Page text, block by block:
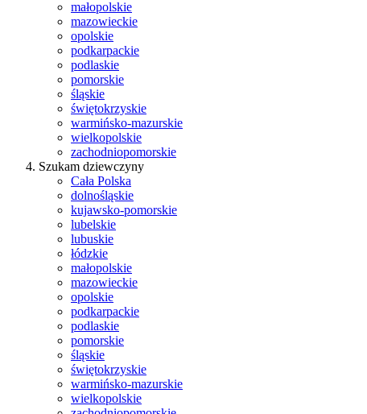
małopolskie
mazowieckie
opolskie
podkarpackie
podlaskie
pomorskie
śląskie
świętokrzyskie
warmińsko-mazurskie
wielkopolskie
zachodniopomorskie
Szukam dziewczyny
Cała Polska
dolnośląskie
kujawsko-pomorskie
lubelskie
lubuskie
łódzkie
małopolskie
mazowieckie
opolskie
podkarpackie
podlaskie
pomorskie
śląskie
świętokrzyskie
warmińsko-mazurskie
wielkopolskie